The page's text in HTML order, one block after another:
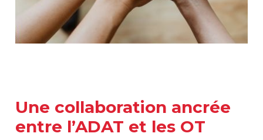
Une collaboration ancrée
entre l’ADAT et les OT